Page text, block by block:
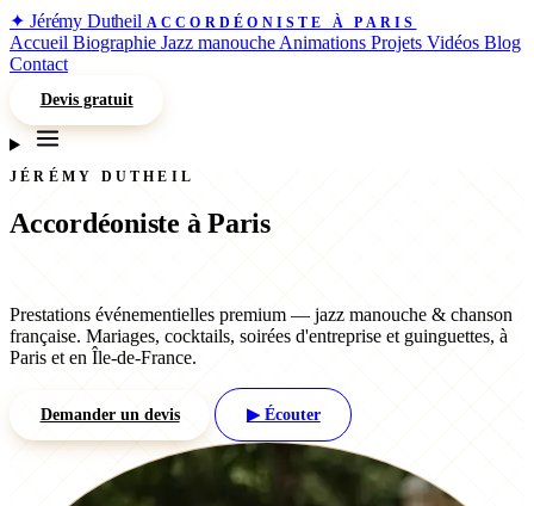
✦ Jérémy Dutheil ACCORDÉONISTE À PARIS
Accueil Biographie Jazz manouche Animations Projets Vidéos Blog
Contact
Devis gratuit
JÉRÉMY DUTHEIL
Accordéoniste à Paris
Prestations événementielles premium — jazz manouche & chanson
française. Mariages, cocktails, soirées d'entreprise et guinguettes, à
Paris et en Île-de-France.
Demander un devis ▶ Écouter